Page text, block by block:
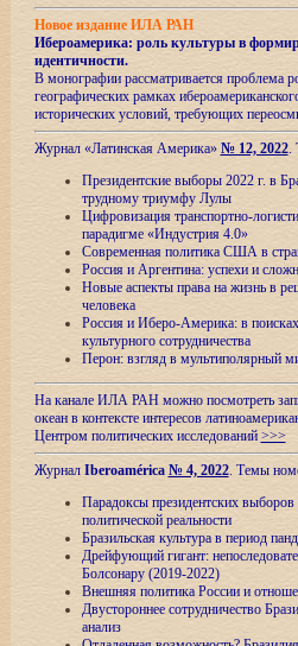
Новое издание ИЛА РАН
Ибероамерика: роль культуры в
идентичности.
В монографии рассматривается проблема
географических рамках
исторических условий, требующих
Журнал «Латинская Америка» № 12, 2022.
Президентские выборы 2022 г. в
трудному триумфу Лулы
Цифровизация транспортно-
парадигме «Индустрия 4.0»
Современная политика США в
Россия и Аргентина: успехи и
Новые аспекты права на жизнь в
человека
Россия и Иберо-Америка: в
культурного сотрудничества
Перон: взгляд в мультиполярный
На канале ИЛА РАН можно посмотреть
океан в контексте интересов
Центром политических исследований >>>
Журнал Iberoamérica № 4, 2022. Темы
Парадоксы президентских
политической реальности
Бразильская культура в период
Дрейфующий гигант:
Болсонару (2019-2022)
Внешняя политика России и
Двустороннее сотрудничество
анализ